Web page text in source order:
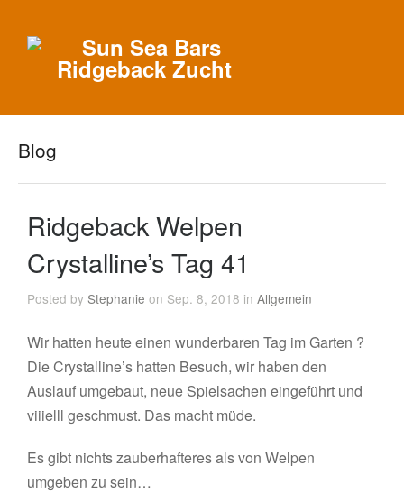
Blog
Ridgeback Welpen
Crystalline’s Tag 41
Posted byStephanie on Sep. 8, 2018 inAllgemein
Wir hatten heute einen wunderbaren Tag im Garten ?
Die Crystalline’s hatten Besuch, wir haben den
Auslauf umgebaut, neue Spielsachen eingeführt und
viiielll geschmust. Das macht müde.
Es gibt nichts zauberhafteres als von Welpen
umgeben zu sein…